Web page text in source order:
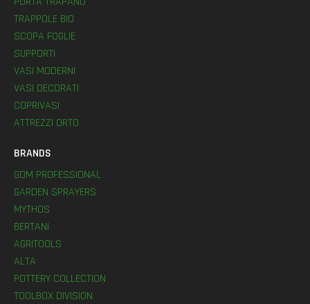
TRAPPOLE BIO
SCOPA FOGLIE
SUPPORTI
VASI MODERNI
VASI DECORATI
COPRIVASI
ATTREZZI ORTO
BRANDS
GDM PROFESSIONAL
GARDEN SPRAYERS
MYTHOS
BERTANI
AGRITOOLS
ALTA
POTTERY COLLECTION
TOOLBOX DIVISION